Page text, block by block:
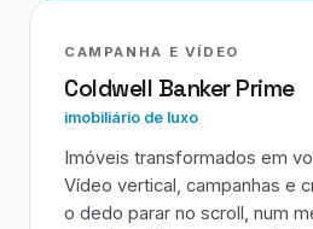
CAMPANHA E VÍDEO
Coldwell Banker Prime
imobiliário de luxo
Imóveis transformados em
Vídeo vertical, campanhas e
o dedo parar no scroll, num